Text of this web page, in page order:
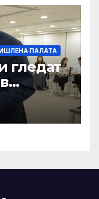
ПАЛАТА
гледат